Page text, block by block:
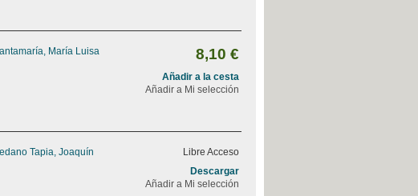
María Luisa 8,10 €
Añadir a la cesta
Añadir a Mi selección
Tapia, Joaquín
Libre Acceso
Descargar
Añadir a Mi selección